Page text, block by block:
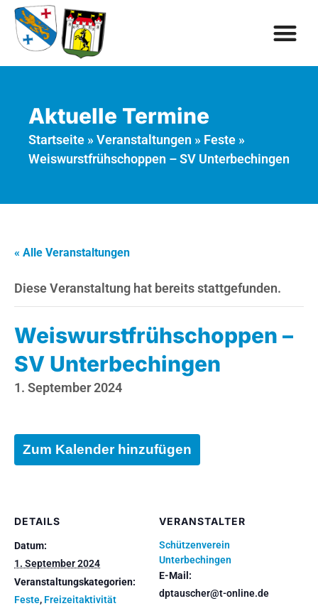
Aktuelle Termine
Startseite » Veranstaltungen » Feste »
Weiswurstfrühschoppen – SV Unterbechingen
« Alle Veranstaltungen
Diese Veranstaltung hat bereits stattgefunden.
Weiswurstfrühschoppen –
SV Unterbechingen
1. September 2024
Zum Kalender hinzufügen
DETAILS
Datum:
1. September 2024
Veranstaltungskategorien:
Feste, Freizeitaktivität
VERANSTALTER
Schützenverein
Unterbechingen
E-Mail:
dptauscher@t-online.de